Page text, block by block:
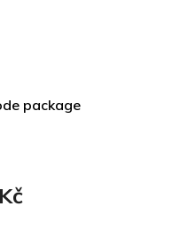
package